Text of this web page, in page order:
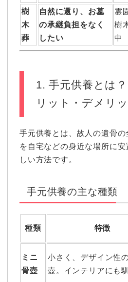
樹
木
葬
自然に還り、お墓
の承継負担をなく
したい
霊
樹
中
1. 手元供養とは
リット・デメリッ
手元供養とは、故人の遺骨
を自宅などの身近な場所に
しい方法です。
手元供養の主な種類
種類 特徴
ミニ
骨壺
小さく、デザイン性
壺。インテリアにも